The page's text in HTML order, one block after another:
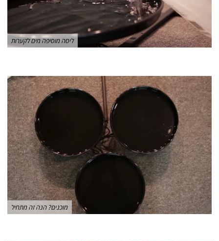
ליסה מוסיפה מים לקערות
מוכנים? הנה זה מתחיל